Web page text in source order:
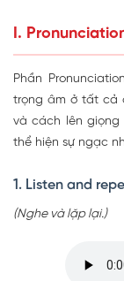
I.
Phần
trọng âm ở tất cả
và cách lên
thể hiện sự ngạc
1. Listen and
(Nghe và lặp lại.)